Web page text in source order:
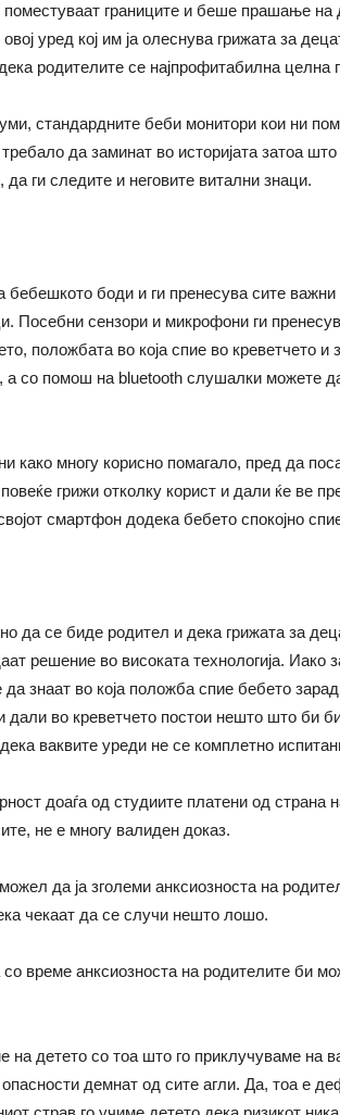
границите и беше прашање на
уред кој им ја олеснува грижата за
родителите се најпрофитабилна целна
стандардните беби монитори кои ни
да заминат во историјата затоа што
ги следите и неговите витални знаци.
бебешкото боди и ги пренесува сите
Посебни сензори и микрофони ги
положбата во која спие во креветчето и
со помош на bluetooth слушалки можете
како многу корисно помагало, пред да
грижи отколку корист и дали ќе ве
смартфон додека бебето спокојно
да се биде родител и дека грижата за
решение во високата технологија. Иако
знаат во која положба спие бебето
дали во креветчето постои нешто што би
ваквите уреди не се комплетно
доаѓа од студиите платени од страна
не е многу валиден доказ.
да ја зголеми анксиозноста на
чекаат да се случи нешто лошо.
време анксиозноста на родителите би
на детето со тоа што го приклучуваме на
демнат од сите агли. Да, тоа е